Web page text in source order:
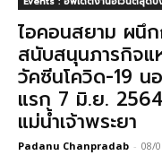
ไอคอนสยาม ผนึ
สนับสนุนภารกิจแ
วัคซีนโควิด-19 น
แรก 7 มิ.ย.
แม่น้ำเจ้าพระยา
Padanu Chanpradab - 08/